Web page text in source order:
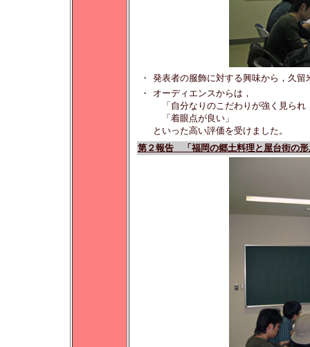
・
発表者の服飾に対する興味から，久
・
オーディエンスからは，
「自分なりのこだわりが強く見られ
「着眼点が良い」
といった高い評価を受けました。
第２報告 「福岡の郷土料理と屋台街の形